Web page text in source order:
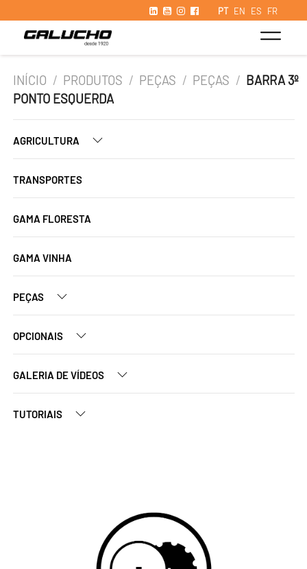
PT EN ES FR
INÍCIO / PRODUTOS / PEÇAS / PEÇAS / BARRA 3º
PONTO ESQUERDA
AGRICULTURA
TRANSPORTES
GAMA FLORESTA
GAMA VINHA
PEÇAS
OPCIONAIS
GALERIA DE VÍDEOS
TUTORIAIS